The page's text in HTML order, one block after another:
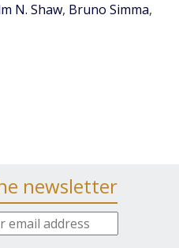
N. Shaw, Bruno Simma,
newsletter